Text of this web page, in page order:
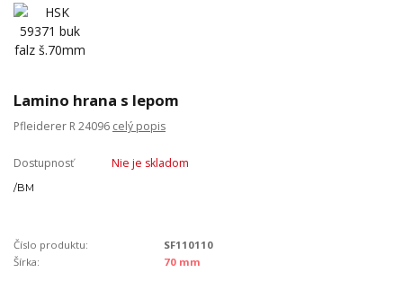
Lamino hrana s lepom
Pfleiderer R 24096 celý popis
Dostupnosť Nie je skladom
/BM
Číslo produktu:
SF110110
Šírka:
70 mm